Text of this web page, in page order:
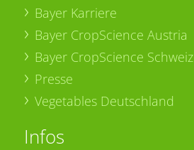
Bayer Karriere
Bayer CropScience Austria
Bayer CropScience Schweiz
Presse
Vegetables Deutschland
Infos